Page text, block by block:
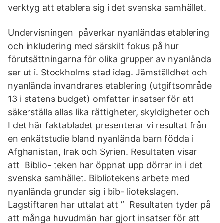
verktyg att etablera sig i det svenska samhället.
Undervisningen påverkar nyanländas etablering
och inkludering med särskilt fokus på hur
förutsättningarna för olika grupper av nyanlända
ser ut i. Stockholms stad idag. Jämställdhet och
nyanlända invandrares etablering (utgiftsområde
13 i statens budget) omfattar insatser för att
säkerställa allas lika rättigheter, skyldigheter och
I det här faktabladet presenterar vi resultat från
en enkätstudie bland nyanlända barn födda i
Afghanistan, Irak och Syrien. Resultaten visar
att Biblio- teken har öppnat upp dörrar in i det
svenska samhället. Bibliotekens arbete med
nyanlända grundar sig i bib- liotekslagen.
Lagstiftaren har uttalat att ” Resultaten tyder på
att många huvudmän har gjort insatser för att